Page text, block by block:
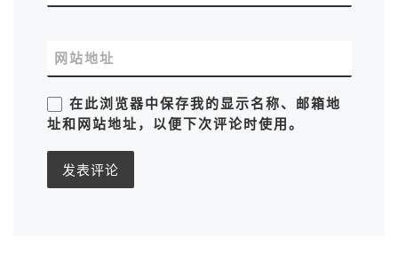
网站地址
在此浏览器中保存我的显示名称、邮箱地
址和网站地址，以便下次评论时使用。